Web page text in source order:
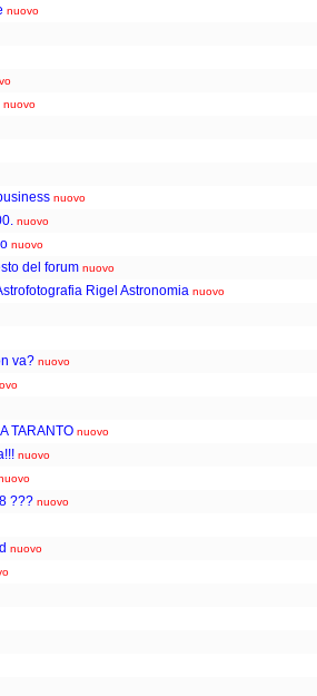
nuovo
nuovo
nuovo
nuovo
nuovo
del forum nuovo
Rigel Astronomia nuovo
va? nuovo
TARANTO nuovo
nuovo
??? nuovo
nuovo